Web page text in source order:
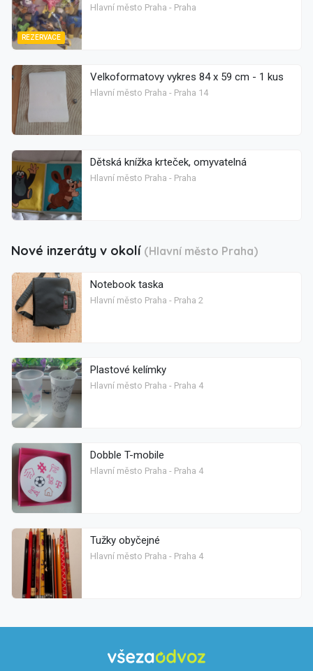
REZERVACE
Hlavní město Praha - Praha
Velkoformatovy vykres 84 x 59 cm - 1 kus
Hlavní město Praha - Praha 14
Dětská knížka krteček, omyvatelná
Hlavní město Praha - Praha
Nové inzeráty v okolí (Hlavní město Praha)
Notebook taska
Hlavní město Praha - Praha 2
Plastové kelímky
Hlavní město Praha - Praha 4
Dobble T-mobile
Hlavní město Praha - Praha 4
Tužky obyčejné
Hlavní město Praha - Praha 4